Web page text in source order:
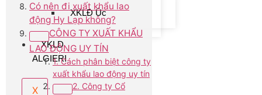
XKLĐ Úc
XKLD
ALGIERI
X
Có nên đi xuất khẩu lao
động Hy Lạp không?
CÔNG TY XUẤT KHẨU
LAO ĐỘNG UY TÍN
1. Cách phân biệt công ty
xuất khẩu lao động uy tín
2. Công ty Cổ